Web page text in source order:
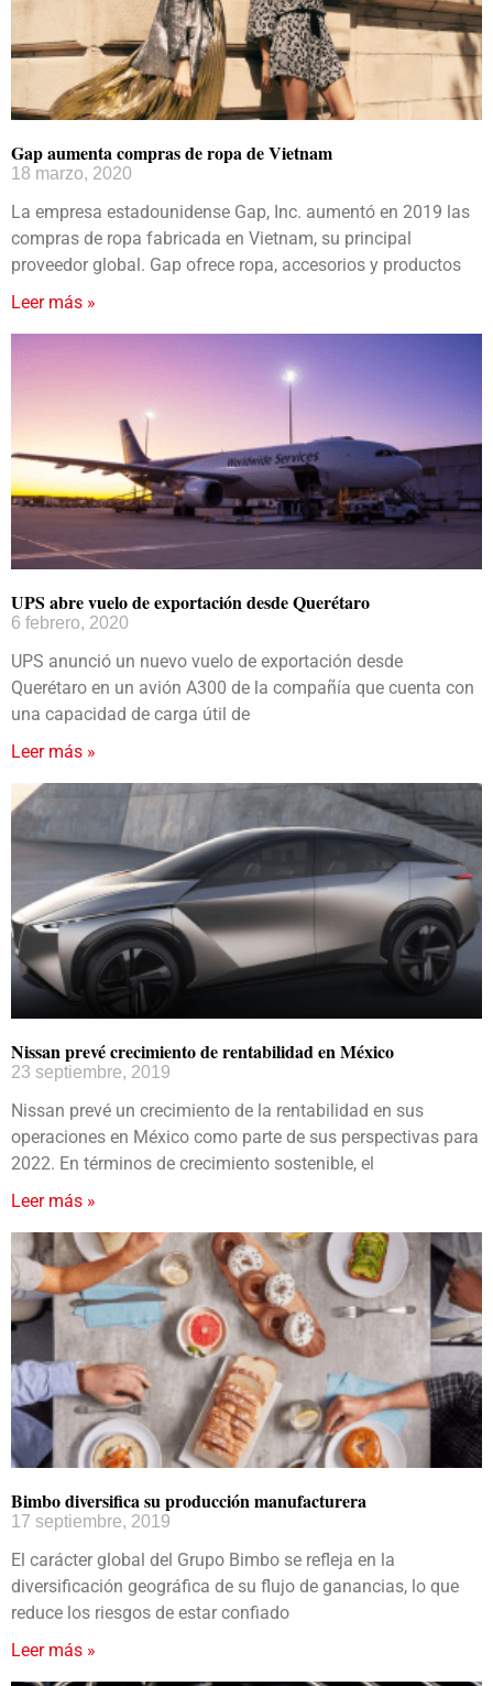
Gap aumenta compras de ropa de Vietnam
18 marzo, 2020
La empresa estadounidense Gap, Inc. aumentó en 2019 las
compras de ropa fabricada en Vietnam, su principal
proveedor global. Gap ofrece ropa, accesorios y productos
Leer más »
UPS abre vuelo de exportación desde Querétaro
6 febrero, 2020
UPS anunció un nuevo vuelo de exportación desde
Querétaro en un avión A300 de la compañía que cuenta con
una capacidad de carga útil de
Leer más »
Nissan prevé crecimiento de rentabilidad en México
23 septiembre, 2019
Nissan prevé un crecimiento de la rentabilidad en sus
operaciones en México como parte de sus perspectivas para
2022. En términos de crecimiento sostenible, el
Leer más »
Bimbo diversifica su producción manufacturera
17 septiembre, 2019
El carácter global del Grupo Bimbo se refleja en la
diversificación geográfica de su flujo de ganancias, lo que
reduce los riesgos de estar confiado
Leer más »